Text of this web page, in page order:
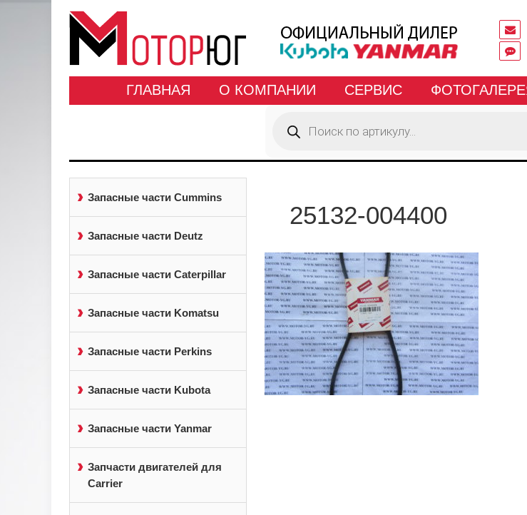
ГЛАВНАЯ О КОМПАНИИ СЕРВИС
товаров
Запасные части Cummins
Запасные части Deutz
Запасные части Caterpillar
Запасные части Komatsu
Запасные части Perkins
Запасные части Kubota
Запасные части Yanmar
Запчасти двигателей для
Carrier
25132-004400